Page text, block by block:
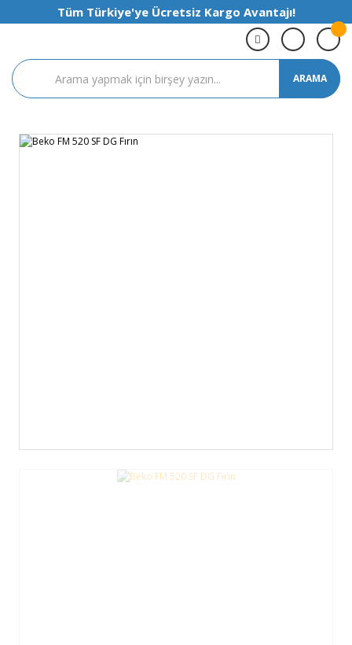
Tüm Türkiye'ye Ücretsiz Kargo Avantajı!
ARAMA